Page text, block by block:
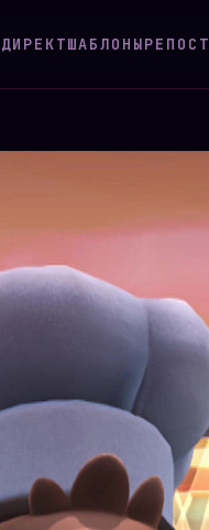
ДИРЕКТШАБЛОНЫРЕПОСТ